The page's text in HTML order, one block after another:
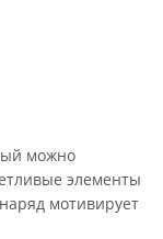
можно
элементы
мотивирует